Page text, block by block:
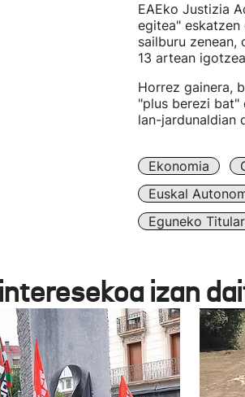
EAEko Justizia
egitea" eskatzen
sailburu zenean,
13 artean
Horrez gainera,
"plus berezi bat"
lan-jardunaldian
Ekonomia
Euskal
Eguneko
izan